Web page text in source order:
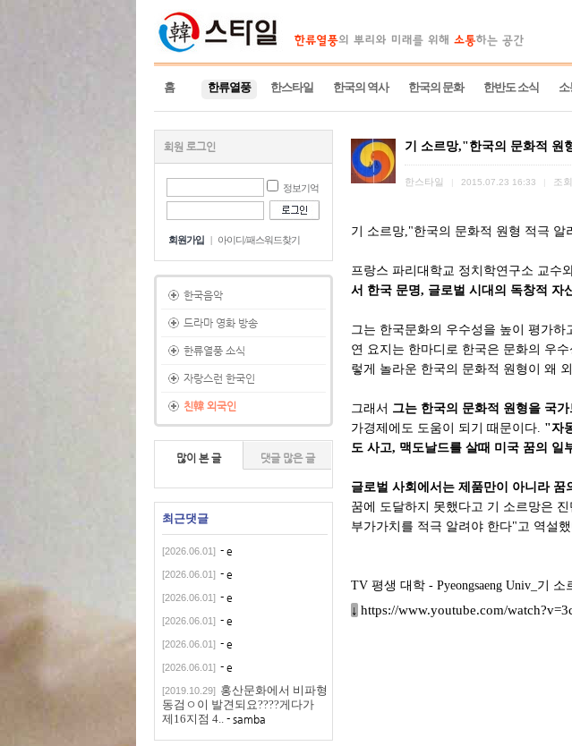
홈 한류열풍 한스타일 한국의 역사 한국의 문화 한반도 소식 소
회원 로그인
정보기억
회원가입 | 아이디/패스워드찾기
한국음악
드라마 영화 방송
한류열풍 소식
자랑스런 한국인
친韓 외국인
많이 본 글 댓글 많은 글
최근댓글
[2026.06.01] - e
[2026.06.01] - e
[2026.06.01] - e
[2026.06.01] - e
[2026.06.01] - e
[2026.06.01] - e
[2019.10.29] 홍산문화에서 비파형
동검ㅇ이 발견되요????게다가
제16지점 4.. - samba
기 소르망,"한국의 문화적 원
한스타일 2015.07.23 16:33 조회
기 소르망,"한국의 문화적 원형 적극 알
프랑스 파리대학교 정치학연구소 교수
서 한국 문명, 글로벌 시대의 독창적 자
그는 한국문화의 우수성을 높이 평가
연 요지는 한마디로 한국은 문화의 우
렇게 놀라운 한국의 문화적 원형이 왜
그래서 그는 한국의 문화적 원형을 국
가경제에도 도움이 되기 때문이다. "자
도 사고, 맥도날드를 살때 미국 꿈의 일
글로벌 사회에서는 제품만이 아니라
꿈에 도달하지 못했다고 기 소르망은
부가가치를 적극 알려야 한다"고 역설
TV 평생 대학 - Pyeongsaeng Univ_기
↓ https://www.youtube.com/